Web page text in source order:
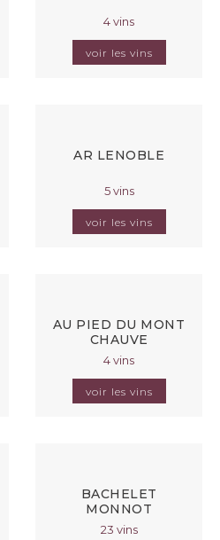
4 vins
voir les vins
AR LENOBLE
5 vins
voir les vins
AU PIED DU MONT
CHAUVE
4 vins
voir les vins
BACHELET
MONNOT
23 vins